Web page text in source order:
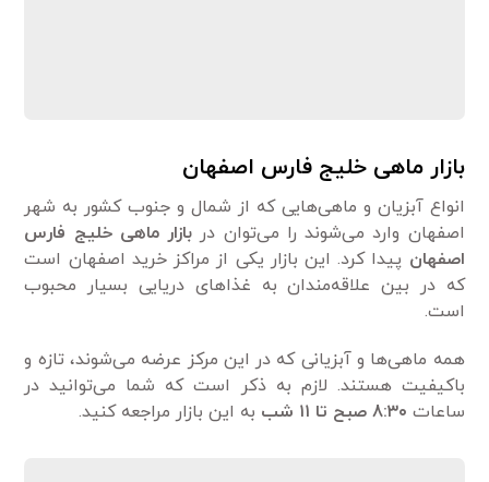
بازار ماهی خلیج فارس اصفهان
انواع آبزیان و ماهی‌هایی که از شمال و جنوب کشور به شهر
اصفهان وارد می‌شوند را می‌توان در بازار ماهی خلیج فارس
اصفهان پیدا کرد. این بازار یکی از مراکز خرید اصفهان است
که در بین علاقه‌مندان به غذاهای دریایی بسیار محبوب
است.
همه ماهی‌ها و آبزیانی که در این مرکز عرضه می‌شوند، تازه و
باکیفیت هستند. لازم به ذکر است که شما می‌توانید در
ساعات
به این بازار مراجعه کنید.